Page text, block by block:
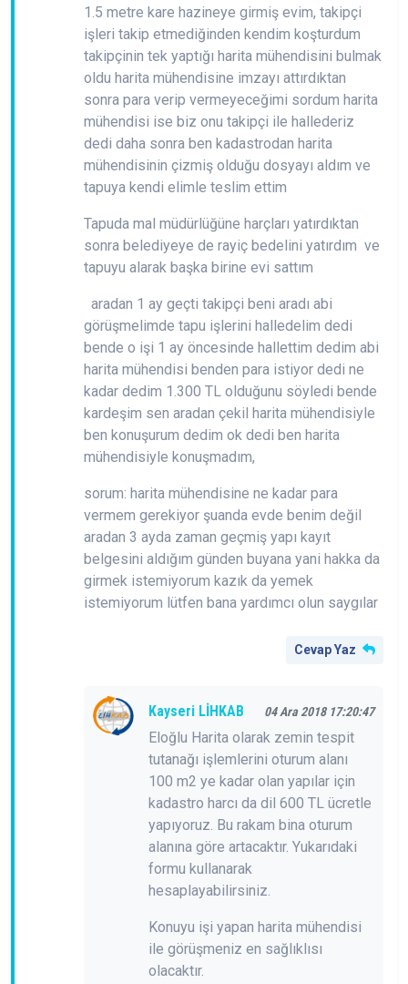
1.5 metre kare hazineye girmiş evim, takipçi
işleri takip etmediğinden kendim koşturdum
takipçinin tek yaptığı harita mühendisini bulmak
oldu harita mühendisine imzayı attırdıktan
sonra para verip vermeyeceğimi sordum harita
mühendisi ise biz onu takipçi ile hallederiz
dedi daha sonra ben kadastrodan harita
mühendisinin çizmiş olduğu dosyayı aldım ve
tapuya kendi elimle teslim ettim
Tapuda mal müdürlüğüne harçları yatırdıktan
sonra belediyeye de rayiç bedelini yatırdım ve
tapuyu alarak başka birine evi sattım
aradan 1 ay geçti takipçi beni aradı abi
görüşmelimde tapu işlerini halledelim dedi
bende o işi 1 ay öncesinde hallettim dedim abi
harita mühendisi benden para istiyor dedi ne
kadar dedim 1.300 TL olduğunu söyledi bende
kardeşim sen aradan çekil harita mühendisiyle
ben konuşurum dedim ok dedi ben harita
mühendisiyle konuşmadım,
sorum: harita mühendisine ne kadar para
vermem gerekiyor şuanda evde benim değil
aradan 3 ayda zaman geçmiş yapı kayıt
belgesini aldığım günden buyana yani hakka da
girmek istemiyorum kazık da yemek
istemiyorum lütfen bana yardımcı olun saygılar
Cevap Yaz
Kayseri LİHKAB 04 Ara 2018 17:20:47
Eloğlu Harita olarak zemin tespit
tutanağı işlemlerini oturum alanı
100 m2 ye kadar olan yapılar için
kadastro harcı da dil 600 TL ücretle
yapıyoruz. Bu rakam bina oturum
alanına göre artacaktır. Yukarıdaki
formu kullanarak
hesaplayabilirsiniz.
Konuyu işi yapan harita mühendisi
ile görüşmeniz en sağlıklısı
olacaktır.